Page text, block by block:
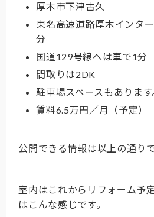
厚木市下津古久
東名高速道路厚木インタ
分
国道129号線へは車で1分
間取りは2DK
駐車場スペースもあります
賃料6.5万円／月（予定）
公開できる情報は以上の通りで
室内はこれからリフォーム予
はこんな感じです。